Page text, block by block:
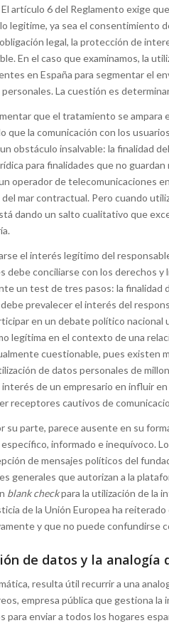
artículo 6 del Reglamento exige
legitime, ya sea el consentimiento
legal, la protección de
En el caso que examinamos, la
en España para segmentar el
La cuestión es
que el tratamiento se
que la comunicación con los
obstáculo insalvable: la finalidad
para finalidades que no
operador de telecomunicaciones
mar contractual. Pero cuando
dando un salto cualitativo que
el interés legítimo del
debe conciliarse con los derechos
un test de tres pasos: la
debe prevalecer el interés del
en un debate político
legítima en el contexto de una
cuestionable, pues existen
de datos personales de
de un empresario en influir
receptores cautivos de
su parte, parece ausente en su
informado e inequívoco.
de mensajes políticos del
generales que autorizan a la
blank checkpara la utilización de la
de la Unión Europea ha
y que no puede confundirse
de datos y la analogía
resulta útil recurrir a una
empresa pública que gestiona
para enviar a todos los hogares